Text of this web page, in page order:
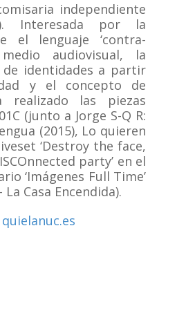
independiente
Interesada por la
el lenguaje ‘contra-
audiovisual, la
de identidades a partir
y el concepto de
realizado las piezas
(junto a Jorge S-Q R:
(2015), Lo quieren
‘Destroy the face,
party’ en el
‘Imágenes Full Time’
Casa Encendida).
quielanuc.es